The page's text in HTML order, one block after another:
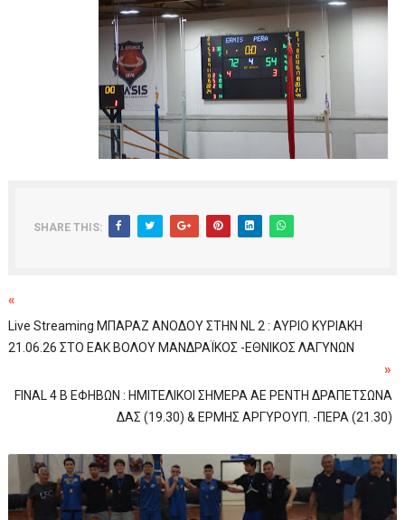
SHARE THIS:
«
Live Streaming ΜΠΑΡΑΖ ΑΝΟΔΟΥ ΣΤΗΝ NL 2 : ΑΥΡΙΟ ΚΥΡΙΑΚΗ
21.06.26 ΣΤΟ ΕΑΚ ΒΟΛΟΥ ΜΑΝΔΡΑΪΚΟΣ -ΕΘΝΙΚΟΣ ΛΑΓΥΝΩΝ
»
FINAL 4 B EΦΗΒΩΝ : ΗΜΙΤΕΛΙΚΟΙ ΣΗΜΕΡΑ ΑΕ ΡΕΝΤΗ ΔΡΑΠΕΤΣΩΝΑ
ΔΑΣ (19.30) & ΕΡΜΗΣ ΑΡΓΥΡΟΥΠ. -ΠΕΡΑ (21.30)